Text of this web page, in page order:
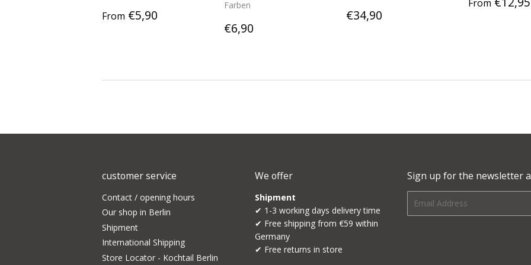
Regular
From €5,90
Farben
Regular
price
€6,90
Regular
price
€34,90
From
customer service
Contact / opening hours
Our shop in Berlin
Shipment
International Shipping
Store Locator - Kochtail Berlin
We offer
Shipment
✔ 1-3 working days delivery time
✔ Free shipping from €59 within
Germany
✔ Free returns in store
Sign up for the newsletter
mail